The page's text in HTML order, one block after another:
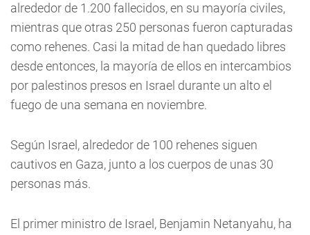
alrededor de 1.200 fallecidos, en su mayoría civiles,
mientras que otras 250 personas fueron capturadas
como rehenes. Casi la mitad de han quedado libres
desde entonces, la mayoría de ellos en intercambios
por palestinos presos en Israel durante un alto el
fuego de una semana en noviembre.
Según Israel, alrededor de 100 rehenes siguen
cautivos en Gaza, junto a los cuerpos de unas 30
personas más.
El primer ministro de Israel, Benjamin Netanyahu, ha